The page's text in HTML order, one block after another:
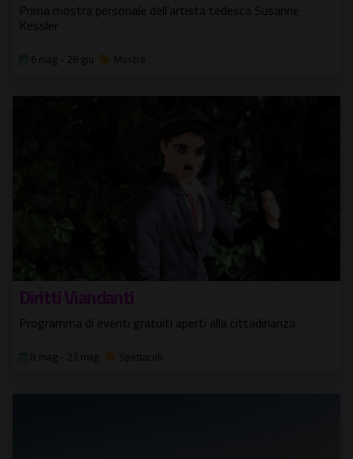
Prima mostra personale dell'artista tedesca Susanne
Kessler
6 mag - 26 giu Mostre
Diritti Viandanti
Programma di eventi gratuiti aperti alla cittadinanza
8 mag - 23 mag Spettacoli